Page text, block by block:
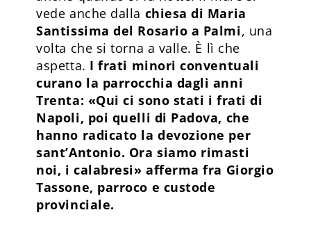
vede anche dalla chiesa di Maria
Santissima del Rosario a Palmi, una
volta che si torna a valle. È lì che
aspetta. I frati minori conventuali
curano la parrocchia dagli anni
Trenta: «Qui ci sono stati i frati di
Napoli, poi quelli di Padova, che
hanno radicato la devozione per
sant’Antonio. Ora siamo rimasti
noi, i calabresi» afferma fra Giorgio
Tassone, parroco e custode
provinciale.